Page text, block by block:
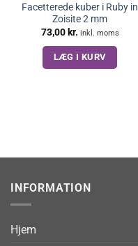
Facetterede kuber i Ruby in
Zoisite 2 mm
73,00 kr. inkl. moms
LÆG I KURV
INFORMATION
Hjem